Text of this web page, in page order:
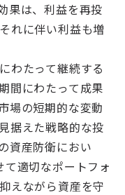
果は、利益を再投
れに伴い利益も増
わたって継続する
間にわたって成果
場の短期的な変動
据えた戦略的な投
資産防衛におい
適切なポートフォ
えながら資産を守